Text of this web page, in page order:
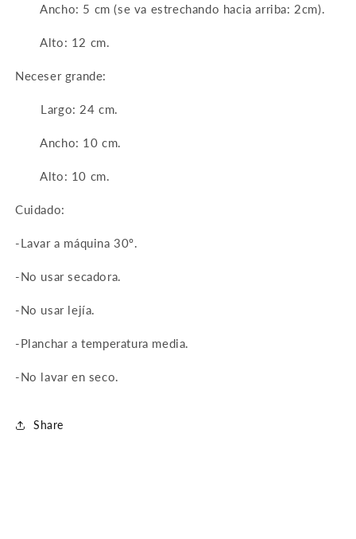
Ancho: 5 cm (se va estrechando hacia arriba: 2cm).
Alto: 12 cm.
Neceser grande:
Largo: 24 cm.
Ancho: 10 cm.
Alto: 10 cm.
Cuidado:
-Lavar a máquina 30º.
-No usar secadora.
-No usar lejía.
-Planchar a temperatura media.
-No lavar en seco.
Share